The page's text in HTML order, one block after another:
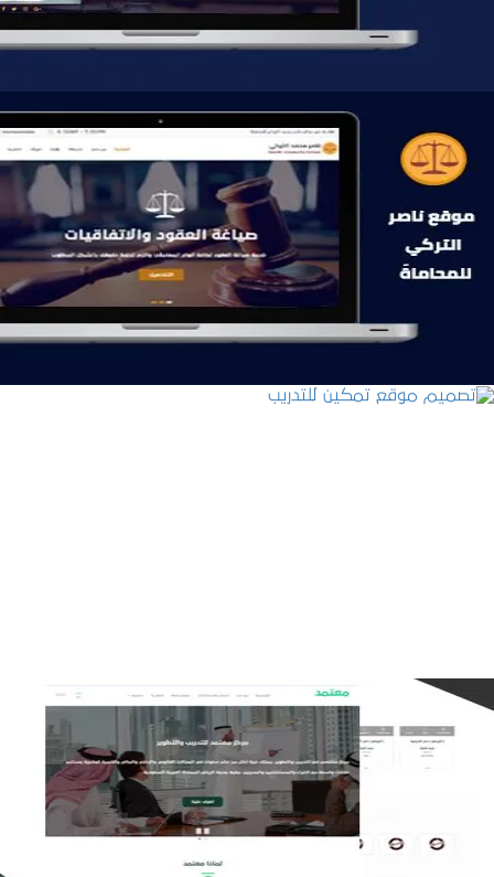
موقع ناصر التركي للمحاماة
التفاصيل
تصميم منصة معتمد للتدريب
التفاصيل